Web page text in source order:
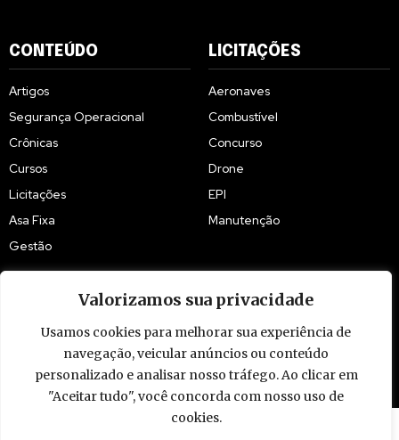
Valorizamos sua privacidade
Usamos cookies para melhorar sua experiência de
navegação, veicular anúncios ou conteúdo
personalizado e analisar nosso tráfego. Ao clicar em
"Aceitar tudo", você concorda com nosso uso de
cookies.
CONTEÚDO
Artigos
Segurança Operacional
Crônicas
Cursos
Licitações
Asa Fixa
Gestão
LICITAÇÕES
Aeronaves
Combustível
Concurso
Drone
EPI
Manutenção
© 2009 - 2026 Piloto Policial. Todos os direitos reservados. Brasil.